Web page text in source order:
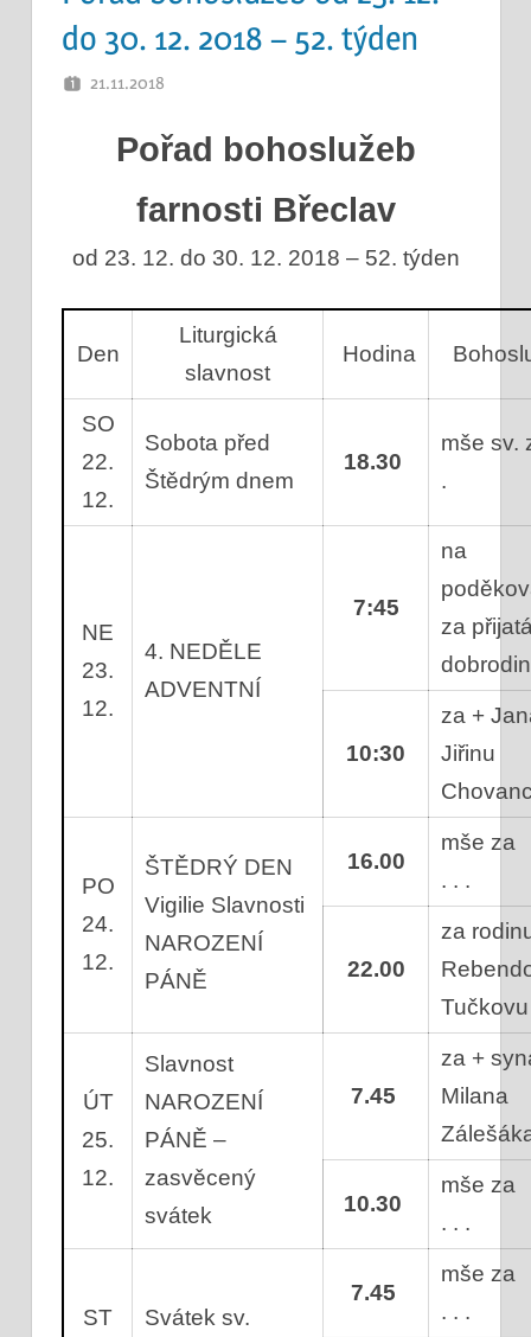
do 30. 12. 2018 – 52. týden
21.11.2018
Pořad bohoslužeb
farnosti Břeclav
od 23. 12. do 30. 12. 2018 – 52. týden
Den
Liturgická
slavnost
Hodina
SO
22.
12.
Sobota před
Štědrým dnem
18.30
mše sv.
.
NE
23.
12.
4. NEDĚLE
ADVENTNÍ
7:45
na
za
10:30
za +
Jiřinu
PO
24.
12.
ŠTĚDRÝ DEN
Vigilie Slavnosti
NAROZENÍ
PÁNĚ
16.00
mše za
. . .
22.00
za
ÚT
25.
12.
Slavnost
NAROZENÍ
PÁNĚ –
zasvěcený
svátek
7.45
za +
Milana
10.30
mše za
. . .
ST
Svátek sv.
7.45
mše za
. . .